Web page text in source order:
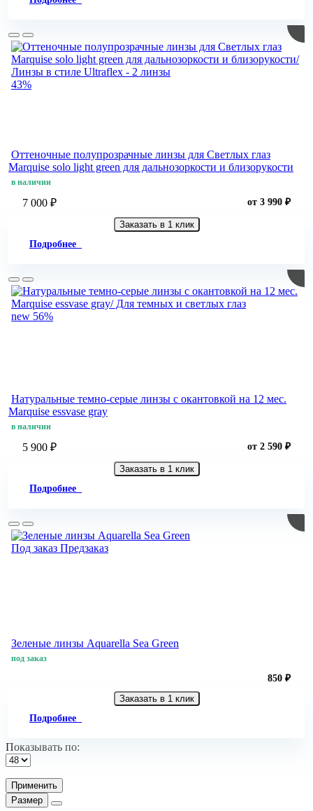
43%
Оттеночные полупрозрачные линзы для Светлых глаз
Marquise solo light green для дальнозоркости и близорукости
в наличии
7 000 ₽ от 3 990 ₽
Заказать в 1 клик
Подробнее
new 56%
Натуральные темно-серые линзы c окантовкой на 12 мес.
Marquise essvase gray
в наличии
5 900 ₽ от 2 590 ₽
Заказать в 1 клик
Подробнее
Под заказ Предзаказ
Зеленые линзы Aquarella Sea Green
под заказ
850 ₽
Заказать в 1 клик
Подробнее
Показывать по:
Применить
Размер